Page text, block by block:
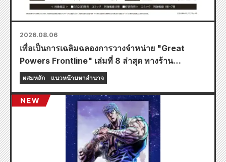
2026.08.06
เพื่อเป็นการเฉลิมฉลองการวางจำหน่าย "Great
Powers Frontline" เล่มที่ 8 ล่าสุด ทางร้าน
Animate ทั่วประเทศจะจัดงานอีเวนต์พิเศษในช่วง
เวลาจำกัด เริ่มตั้งแต่วันที่ 20 สิงหาคม โดยคุณ
สามารถรับมินิการ์ดสุดพิเศษ (ทั้งหมด 4 แบบ) ได้ที่นี่!
ผสมหลัก แนวหน้ามหาอำนาจ